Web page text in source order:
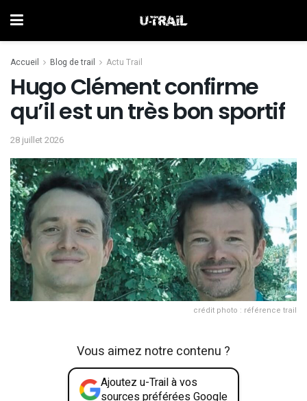
Accueil Blog de trail Actu Trail
Hugo Clément confirme
qu’il est un très bon sportif
28 juillet 2026
crédit photo : référence trail
Vous aimez notre contenu ?
Ajoutez u-Trail à vos
sources préférées Google